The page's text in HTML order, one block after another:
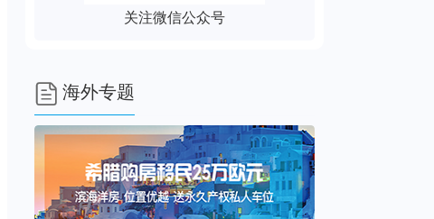
关注微信公众号
 海外专题